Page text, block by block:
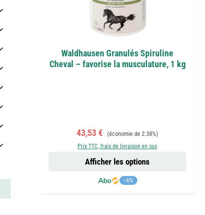
Waldhausen Granulés Spiruline
Cheval – favorise la musculature, 1 kg
Prix de vente :
43,53 € Prix régulier :
(économie de 2.38%)
Prix TTC, frais de livraison en sus
−6%
Afficher les options